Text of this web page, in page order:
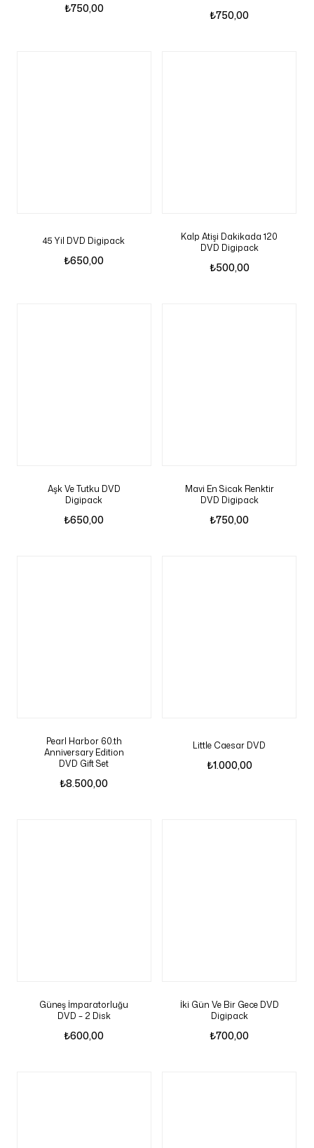
₺750,00
₺750,00
45 Yil DVD Digipack
₺650,00
Kalp Atişi Dakikada 120
DVD Digipack
₺500,00
Aşk Ve Tutku DVD
Digipack
₺650,00
Mavi En Sicak Renktir
DVD Digipack
₺750,00
Pearl Harbor 60.th
Anniversary Edition
DVD Gift Set
₺8.500,00
Little Caesar DVD
₺1.000,00
Güneş İmparatorluğu
DVD – 2 Disk
₺600,00
İki Gün Ve Bir Gece DVD
Digipack
₺700,00